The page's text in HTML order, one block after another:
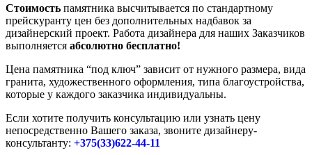
Стоимость памятника высчитывается по стандартному
прейскуранту цен без дополнительных надбавок за
дизайнерский проект. Работа дизайнера для наших Заказчиков
выполняется абсолютно бесплатно!
Цена памятника “под ключ” зависит от нужного размера, вида
гранита, художественного оформления, типа благоустройства,
которые у каждого заказчика индивидуальны.
Если хотите получить консультацию или узнать цену
непосредственно Вашего заказа, звоните дизайнеру-
консультанту: +375(33)622-44-11